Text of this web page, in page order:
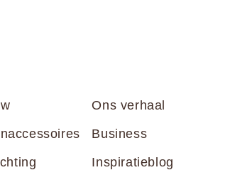
Ons verhaal
Business
Inspiratieblog